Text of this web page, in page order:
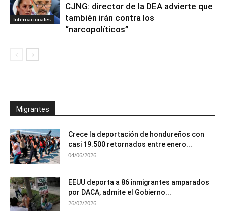
Internacionales
CJNG: director de la DEA advierte que
también irán contra los
“narcopolíticos”
Migrantes
Crece la deportación de hondureños con
casi 19.500 retornados entre enero...
04/06/2026
EEUU deporta a 86 inmigrantes amparados
por DACA, admite el Gobierno...
26/02/2026